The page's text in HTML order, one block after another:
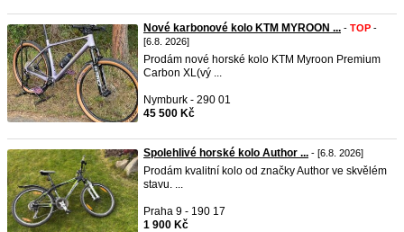
Nové karbonové kolo KTM MYROON ... - TOP -
[6.8. 2026]
Prodám nové horské kolo KTM Myroon Premium
Carbon XL(vý ...
Nymburk - 290 01
45 500 Kč
Spolehlivé horské kolo Author ... - [6.8. 2026]
Prodám kvalitní kolo od značky Author ve skvělém
stavu. ...
Praha 9 - 190 17
1 900 Kč